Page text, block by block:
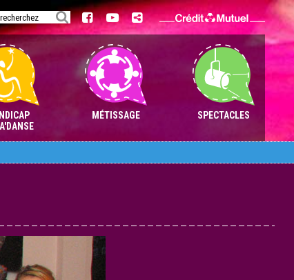
Aller
au
contenu
MÉTISSAGE SPECTACLES